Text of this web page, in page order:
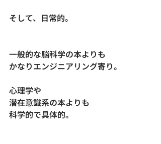
そして、日常的。
一般的な脳科学の本よりも
かなりエンジニアリング寄り。
心理学や
潜在意識系の本よりも
科学的で具体的。